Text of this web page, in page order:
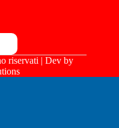
riservati | Dev by